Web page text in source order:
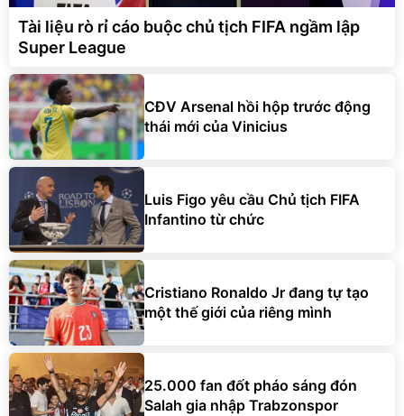
Tài liệu rò rỉ cáo buộc chủ tịch FIFA ngầm lập
Super League
CĐV Arsenal hồi hộp trước động
thái mới của Vinicius
Luis Figo yêu cầu Chủ tịch FIFA
Infantino từ chức
Cristiano Ronaldo Jr đang tự tạo
một thế giới của riêng mình
25.000 fan đốt pháo sáng đón
Salah gia nhập Trabzonspor